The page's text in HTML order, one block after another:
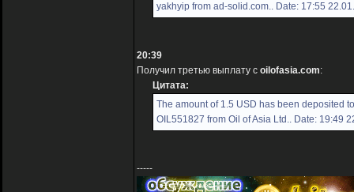
yakhyip from ad-solid.com.. Date: 17:55
20:39
Получил третью выплату с oilofasia.com:
Цитата:
The amount of 1.5 USD has been deposited
OIL551827 from Oil of Asia Ltd.. Date: 19:49
-----